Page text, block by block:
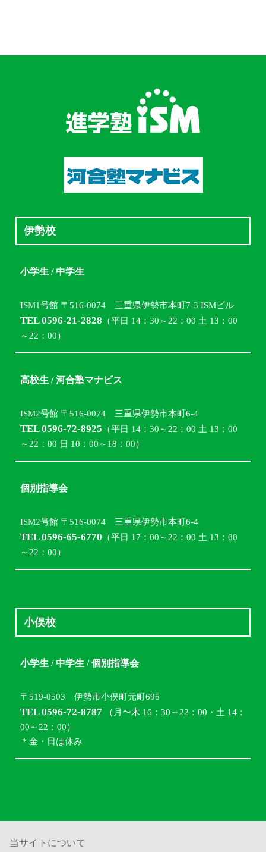
伊勢校
小学生 / 中学生
ISM1号館 〒516-0074 三重県伊勢市本町7-3 ISMビル
TEL 0596-21-2828 （平日 14：30～22：00 土 13：00
～22：00）
高校生 / 河合塾マナビス
ISM2号館 〒516-0074 三重県伊勢市本町6-4
TEL 0596-72-8925 （平日 14：30～22：00 土 13：00
～22：00 日 10：00～18：00）
個別指導会
ISM2号館 〒516-0074 三重県伊勢市本町6-4
TEL 0596-65-6770 （平日 17：00～22：00 土 13：00
～22：00）
小俣校
小学生 / 中学生 / 個別指導会
〒519-0503 伊勢市小俣町元町695
TEL 0596-72-8787 （月〜木 16：30～22：00・土 14：
00～22：00）
＊金・日は休み
当サイトについて